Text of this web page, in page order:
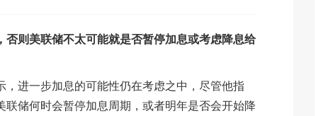
否则美联储不太可能就是否暂停加息或考虑降息给
进一步加息的可能性仍在考虑之中，尽管他指
储何时会暂停加息周期，或者明年是否会开始降